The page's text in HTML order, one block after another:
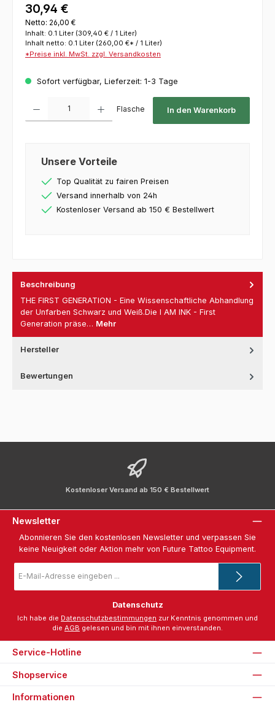
30,94 €
Netto: 26,00 €
Inhalt: 0.1 Liter (309,40 € / 1 Liter)
Inhalt netto: 0.1 Liter (260,00 €* / 1 Liter)
*Preise inkl. MwSt. zzgl. Versandkosten
Sofort verfügbar, Lieferzeit: 1-3 Tage
Flasche In den Warenkorb
Unsere Vorteile
Top Qualität zu fairen Preisen
Versand innerhalb von 24h
Kostenloser Versand ab 150 € Bestellwert
Beschreibung
THE FIRST GENERATION - Eine Wissenschaftliche Abhandlung
der Unfarben Schwarz und Weiß.Die I AM INK - First
Generation präse… Mehr
Hersteller
Bewertungen
Kostenloser Versand ab 150 € Bestellwert
Newsletter
Abonnieren Sie den kostenlosen Newsletter und verpassen Sie
keine Neuigkeit oder Aktion mehr von Future Tattoo Equipment.
Mail-
*
Datenschutz
Ich habe die Datenschutzbestimmungen zur Kenntnis genommen und
die AGB gelesen und bin mit ihnen einverstanden.
Service-Hotline
Shopservice
Informationen